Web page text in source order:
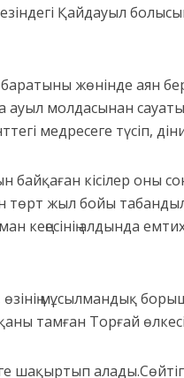
Қайдауыл
жөнінде аян
ауыл молдасынан
медресеге түсіп,
байқаған кісілер оны
төрт жыл бойы
кеңесінің алдында
мұсылмандық
тамған Торғай
шақыртып